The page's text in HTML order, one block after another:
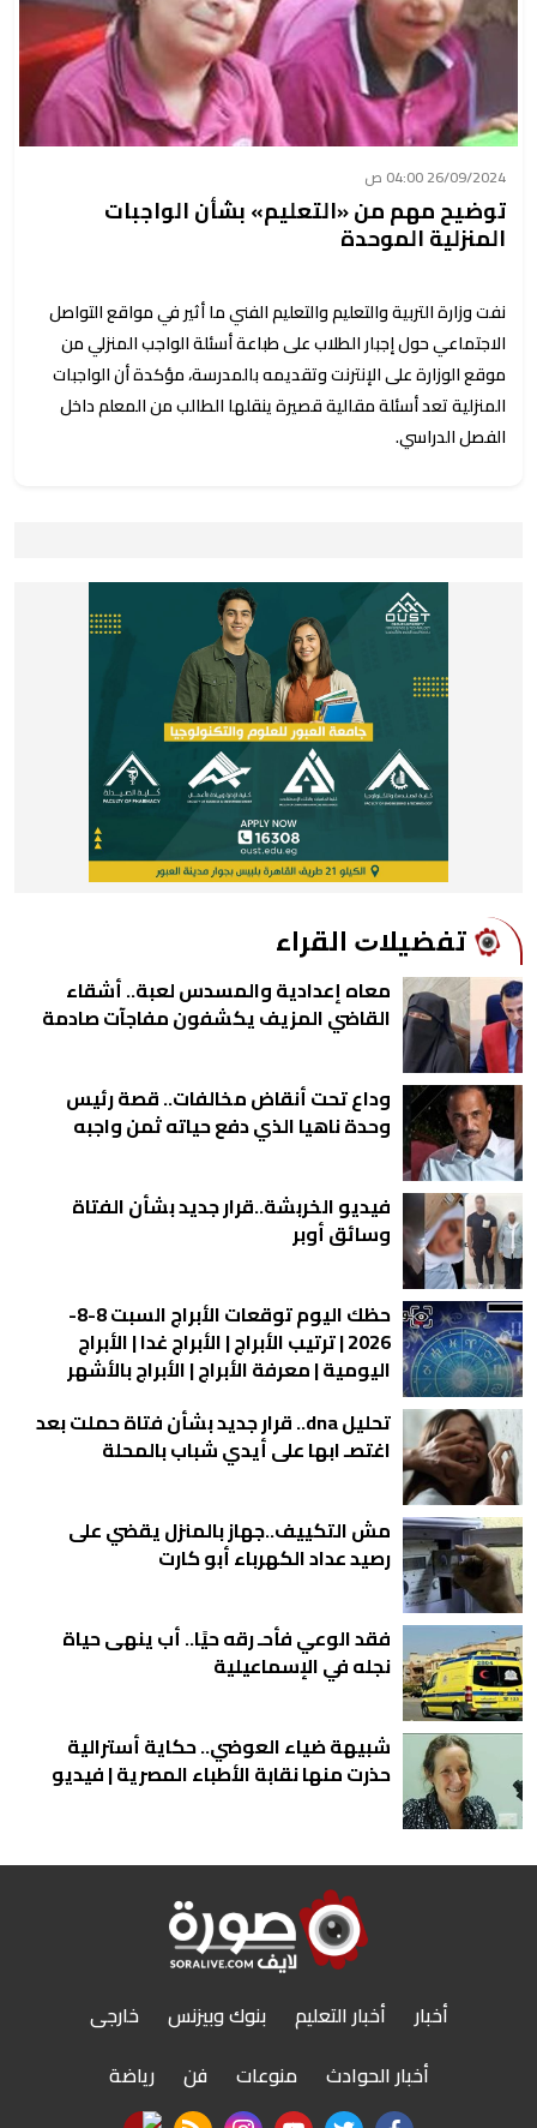
26/09/2024 04:00 ص
توضيح مهم من «التعليم» بشأن الواجبات
المنزلية الموحدة
نفت وزارة التربية والتعليم والتعليم الفني ما أثير في مواقع التواصل
الاجتماعي حول إجبار الطلاب على طباعة أسئلة الواجب المنزلي من
موقع الوزارة على الإنترنت وتقديمه بالمدرسة، مؤكدة أن الواجبات
المنزلية تعد أسئلة مقالية قصيرة ينقلها الطالب من المعلم داخل
الفصل الدراسي.
ﺗﻔﻀﻴﻼﺕ اﻟﻘﺮاء
معاه إعدادية والمسدس لعبة.. أشقاء
القاضي المزيف يكشفون مفاجآت صادمة
وداع تحت أنقاض مخالفات.. قصة رئيس
وحدة ناهيا الذي دفع حياته ثمن واجبه
فيديو الخربشة..قرار جديد بشأن الفتاة
وسائق أوبر
حظك اليوم توقعات الأبراج السبت 8-8-
2026 | ترتيب الأبراج | الأبراج غدا | الأبراج
اليومية | معرفة الأبراج | الأبراج بالأشهر
تحليل dna.. قرار جديد بشأن فتاة حملت بعد
اغتصـ ابها على أيدي شباب بالمحلة
مش التكييف..جهاز بالمنزل يقضي على
رصيد عداد الكهرباء أبو كارت
فقد الوعي فأحـ رقه حيًا.. أب ينهى حياة
نجله في الإسماعيلية
شبيهة ضياء العوضي.. حكاية أسترالية
حذرت منها نقابة الأطباء المصرية | فيديو
أخبار أخبار التعليم بنوك وبيزنس
خارجى
أخبار الحوادث
منوعات فن
رياضة